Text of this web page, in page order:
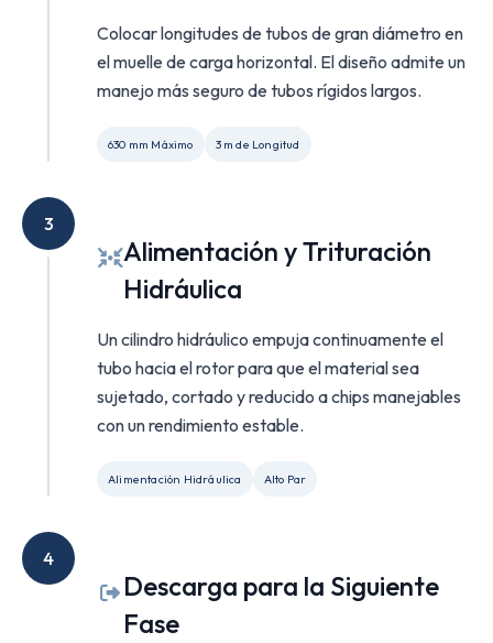
Colocar longitudes de tubos de gran diámetro en
el muelle de carga horizontal. El diseño admite un
manejo más seguro de tubos rígidos largos.
630 mm Máximo 3 m de Longitud
3
Alimentación y Trituración
Hidráulica
Un cilindro hidráulico empuja continuamente el
tubo hacia el rotor para que el material sea
sujetado, cortado y reducido a chips manejables
con un rendimiento estable.
Alimentación Hidráulica Alto Par
4
Descarga para la Siguiente
Fase